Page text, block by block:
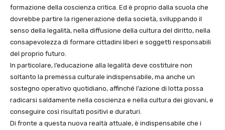
formazione della coscienza critica. Ed è proprio dalla scuola che
dovrebbe partire la rigenerazione della società, sviluppando il
senso della legalità, nella diffusione della cultura del diritto, nella
consapevolezza di formare cittadini liberi e soggetti responsabili
del proprio futuro.
In particolare, l’educazione alla legalità deve costituire non
soltanto la premessa culturale indispensabile, ma anche un
sostegno operativo quotidiano, affinché l’azione di lotta possa
radicarsi saldamente nella coscienza e nella cultura dei giovani, e
conseguire così risultati positivi e duraturi.
Di fronte a questa nuova realtà attuale, è indispensabile che i